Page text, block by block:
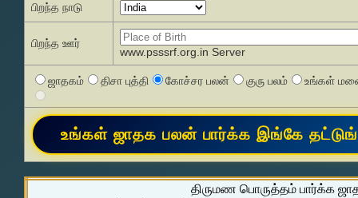
பிறந்த நாடு
பிறந்த ஊர்
www.psssrf.org.in Server
ஜாதகம் திசா புத்தி கோச்சர பலன் குரு பலம் உங்கள்
திருமண பொருத்தம் பார்க்க